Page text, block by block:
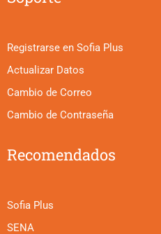
Registrarse en Sofia Plus
Actualizar Datos
Cambio de Correo
Cambio de Contraseña
Recomendados
Sofia Plus
SENA